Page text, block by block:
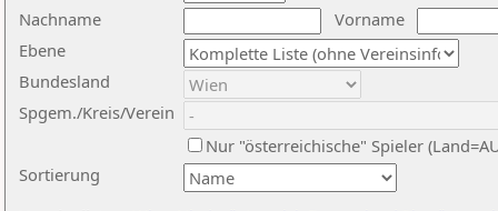
Nachname
Vorname
Ebene
Sortierung
Bundesland
Spgem./Kreis/Verein
Nur "österreichische" Spieler